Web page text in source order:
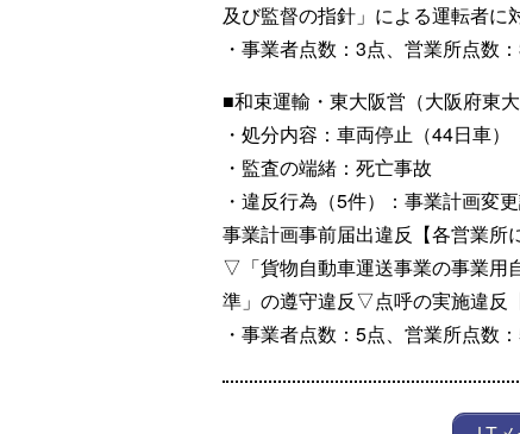
及び監督の指針」による運転者に
・事業者点数：3点、営業所点数
■和束運輸・東大阪営（大阪府東大
・処分内容：車両停止（44日車）
・監査の端緒：死亡事故
・違反行為（5件）：事業計画変
事業計画事前届出違反【各営業所
▽「貨物自動車運送事業の事業用
準」の遵守違反▽点呼の実施違反
・事業者点数：5点、営業所点数